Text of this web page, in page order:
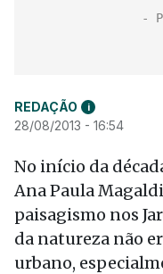
REDAÇÃO i
28/08/2013 - 16:54
No início da
Ana Paula
paisagismo nos
da natureza não
urbano,